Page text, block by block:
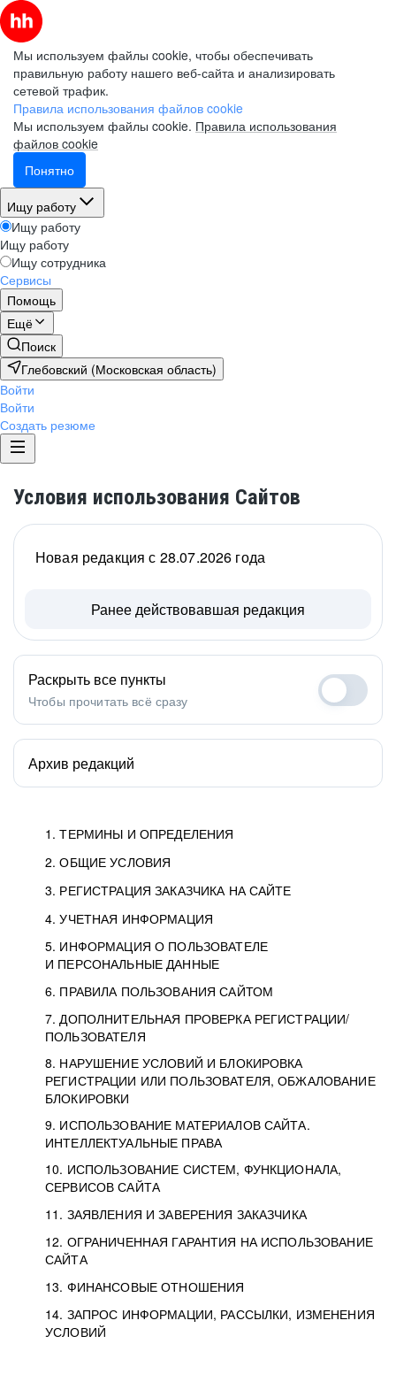
Мы используем файлы cookie, чтобы обеспечивать
правильную работу нашего веб-сайта и анализировать
сетевой трафик.
Правила использования файлов cookie
Мы используем файлы cookie. Правила использования
файлов cookie
Понятно
Ищу работу
Ищу работу
Ищу работу
Ищу сотрудника
Сервисы
Помощь
Ещё
Поиск
Глебовский (Московская область)
Войти
Войти
Создать резюме
Условия использования Сайтов
1. ТЕРМИНЫ И ОПРЕДЕЛЕНИЯ
2. ОБЩИЕ УСЛОВИЯ
3. РЕГИСТРАЦИЯ ЗАКАЗЧИКА НА САЙТЕ
4. УЧЕТНАЯ ИНФОРМАЦИЯ
5. ИНФОРМАЦИЯ О ПОЛЬЗОВАТЕЛЕ
И ПЕРСОНАЛЬНЫЕ ДАННЫЕ
6. ПРАВИЛА ПОЛЬЗОВАНИЯ САЙТОМ
7. ДОПОЛНИТЕЛЬНАЯ ПРОВЕРКА РЕГИСТРАЦИИ/
ПОЛЬЗОВАТЕЛЯ
8. НАРУШЕНИЕ УСЛОВИЙ И БЛОКИРОВКА
РЕГИСТРАЦИИ ИЛИ ПОЛЬЗОВАТЕЛЯ, ОБЖАЛОВАНИЕ
БЛОКИРОВКИ
9. ИСПОЛЬЗОВАНИЕ МАТЕРИАЛОВ САЙТА.
ИНТЕЛЛЕКТУАЛЬНЫЕ ПРАВА
10. ИСПОЛЬЗОВАНИЕ СИСТЕМ, ФУНКЦИОНАЛА,
СЕРВИСОВ САЙТА
11. ЗАЯВЛЕНИЯ И ЗАВЕРЕНИЯ ЗАКАЗЧИКА
12. ОГРАНИЧЕННАЯ ГАРАНТИЯ НА ИСПОЛЬЗОВАНИЕ
САЙТА
13. ФИНАНСОВЫЕ ОТНОШЕНИЯ
14. ЗАПРОС ИНФОРМАЦИИ, РАССЫЛКИ, ИЗМЕНЕНИЯ
УСЛОВИЙ
Новая редакция с 28.07.2026 года
Ранее действовавшая редакция
Раскрыть все пункты
Чтобы прочитать всё сразу
Архив редакций